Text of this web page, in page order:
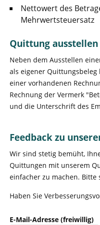
Nettowert des
Mehrwertsteuersatz
Quittung ausstellen
Neben dem Ausstellen
als eigener
einer vorhandenen
Rechnung der Vermerk
und die Unterschrift des
Feedback zu
Wir sind stetig bemüht,
Quittungen mit unserem
einfacher zu machen. Bitte
Haben Sie
E-Mail-Adresse (freiwillig)